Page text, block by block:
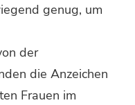
genug, um
der
die Anzeichen
Frauen im